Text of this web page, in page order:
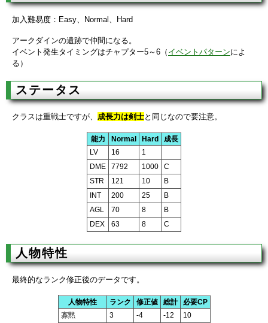
加入難易度：Easy、Normal、Hard
アークダインの遺跡で仲間になる。
イベント発生タイミングはチャプター5～6（ イベントパターンによ
る）
ステータス
クラスは重戦士ですが、 成長力は剣士と同じなので要注意。
能力 Normal Hard
成長
LV
16
1
DME
7792 1000
C
STR
121 10
B
INT
200 25
B
AGL
70 8
B
DEX
63 8 C
人物特性
最終的なランク修正後のデータです。
人物特性 ランク 修正値 総計
必要CP
寡黙
3 -4 -12 10